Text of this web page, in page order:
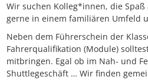
Wir suchen Kolleg*innen, die
gerne in einem familiären Umfeld
Neben dem Führerschein der
Fahrerqualifikation (Module)
mitbringen. Egal ob im Nah- und
Shuttlegeschäft … Wir finden